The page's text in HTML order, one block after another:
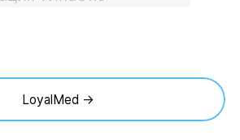
LoyalMed →